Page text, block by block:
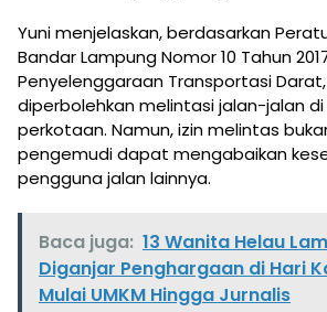
Yuni menjelaskan, berdasarkan
Bandar Lampung Nomor 10 Tahun
Penyelenggaraan Transportasi
diperbolehkan melintasi jalan-jalan
perkotaan. Namun, izin melintas
pengemudi dapat mengabaikan
pengguna jalan lainnya.
Baca juga: 13 Wanita Helau
Diganjar Penghargaan di Hari
Mulai UMKM Hingga Jurnalis